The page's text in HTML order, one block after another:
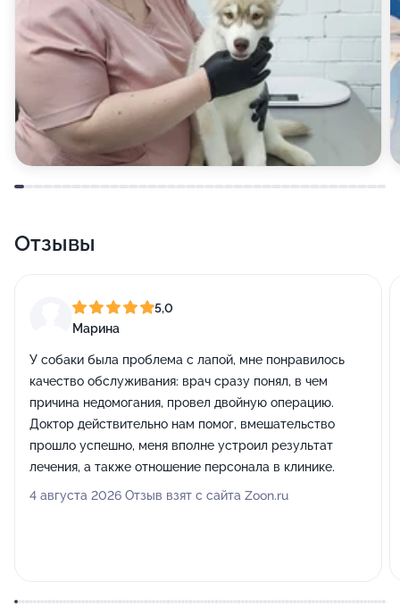
Отзывы
5,0
Марина
У собаки была проблема с лапой, мне понравилось
качество обслуживания: врач сразу понял, в чем
причина недомогания, провел двойную операцию.
Доктор действительно нам помог, вмешательство
прошло успешно, меня вполне устроил результат
лечения, а также отношение персонала в клинике.
4 августа 2026 Отзыв взят с сайта Zoon.ru